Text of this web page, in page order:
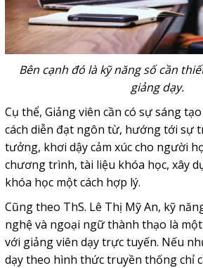
Bên cạnh đó là kỹ năng số cần
giảng dạy.
Cụ thể, Giảng viên cần có sự sáng
cách diễn đạt ngôn từ, hướng tới sự
tưởng, khơi dậy cảm xúc cho người
chương trình, tài liệu khóa học, xây
khóa học một cách hợp lý.
Cũng theo ThS. Lê Thị Mỹ An, kỹ
nghệ và ngoại ngữ thành thạo là
với giảng viên dạy trực tuyến. Nếu
dạy theo hình thức truyền thống chỉ